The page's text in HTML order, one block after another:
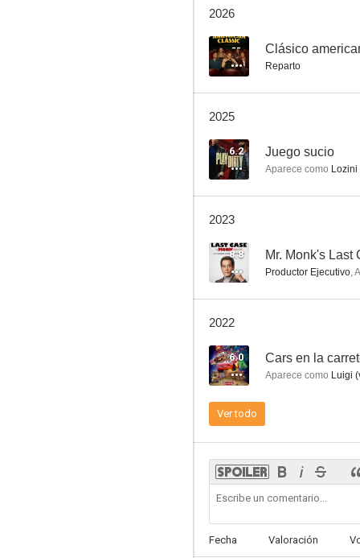
2026
-- Clásico
Reparto
2025
6.2 Juego sucio
Aparece como Lozini
2023
8.8
Productor Ejecutivo,
2022
6.0 Cars en la
Aparece como Luigi
Ver todo
Fecha Valoración